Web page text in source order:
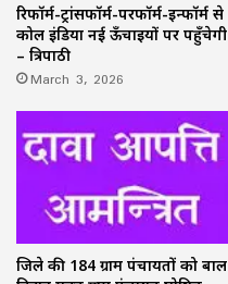
रिफॉर्म-ट्रांसफॉर्म-परफॉर्म-इन्फॉर्म से
कोल इंडिया नई ऊँचाइयों पर पहुँचेगी
– त्रिपाठी
March 3, 2026
जिले की 184 ग्राम पंचायतों को बाल